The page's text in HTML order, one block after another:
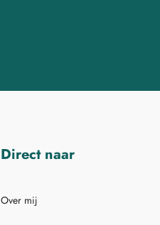
Direct naar
Over mij